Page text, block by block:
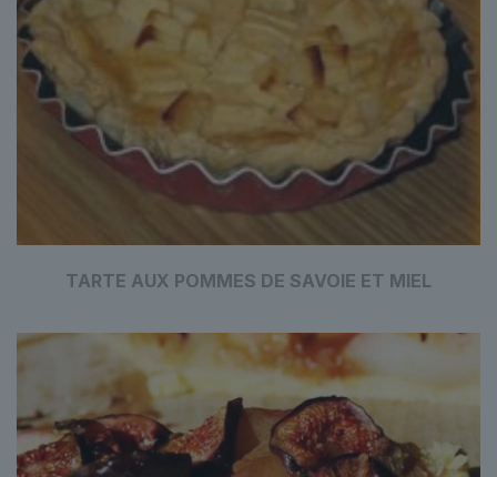
TARTE AUX POMMES DE SAVOIE ET MIEL